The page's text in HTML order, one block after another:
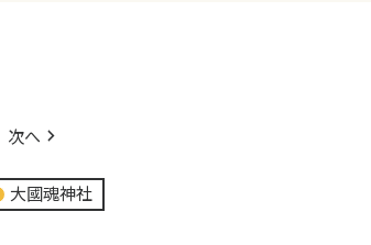
次へ
大國魂神社